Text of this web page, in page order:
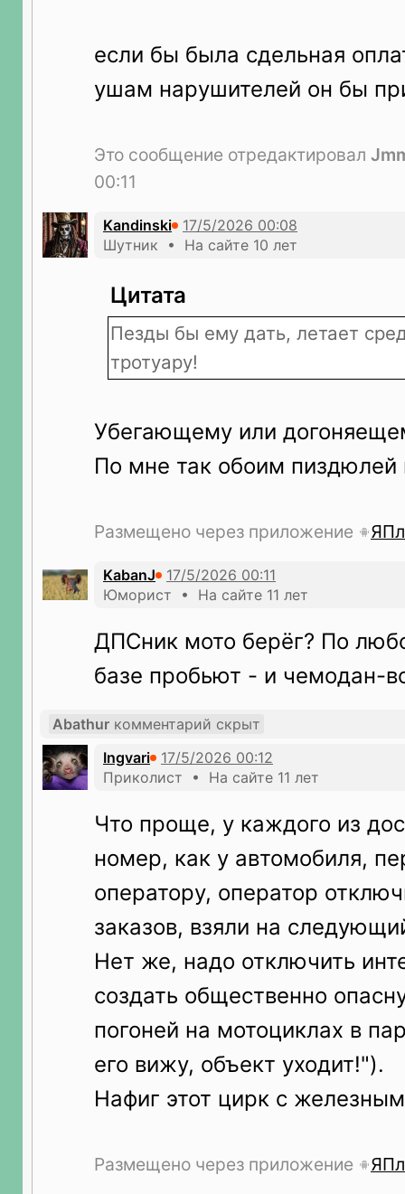
если бы была сдельная
ушам нарушителей он бы
Это сообщение отредактировал
00:11
Kandinski
Шутник • На сайте 10 лет
Цитата
Пезды бы ему дать, летает
тротуару!
Убегающему или
По мне так обоим пиздюлей
Размещено через приложение
KabanJ
Юморист • На сайте 11 лет
ДПСник мото берёг? По
базе пробьют - и чемодан-
Abathur комментарий скрыт
Ingvari
Приколист • На сайте 11 лет
Что проще, у каждого из
номер, как у автомобиля,
оператору, оператор
заказов, взяли на
Нет же, надо отключить
создать общественно
погоней на мотоциклах в
его вижу, объект уходит!").
Нафиг этот цирк с
Размещено через приложение